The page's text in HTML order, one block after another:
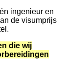
ingenieur en
de visumprijs
die wij